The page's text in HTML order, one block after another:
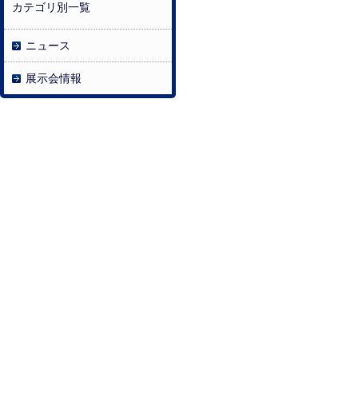
カテゴリ別一覧
ニュース
展示会情報